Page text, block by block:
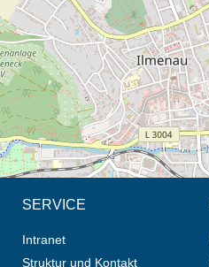
SERVICE
Intranet
Struktur und Kontakt